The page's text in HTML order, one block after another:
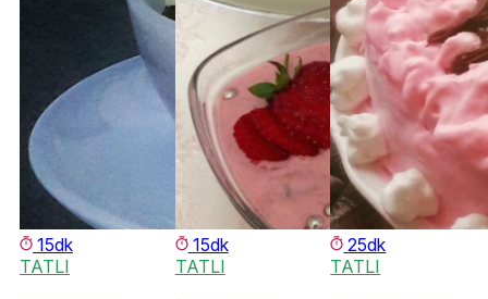
15dk
TATLI
15dk
TATLI
25dk
TATLI